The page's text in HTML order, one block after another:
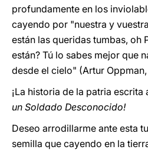
profundamente en los
cayendo por "nuestra y
están las queridas tumbas, oh
están? Tú lo sabes mejor que
desde el cielo" (Artur Oppman,
¡La historia de la patria escrita
un Soldado Desconocido!
Deseo arrodillarme ante esta
semilla que cayendo en la